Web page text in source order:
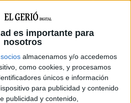
es importante para
nosotros
socios almacenamos y/o accedemos
como cookies, y procesamos
únicos e información
para publicidad y contenido
publicidad y contenido,
Civil va fer una
de Llers. Allà, hi va
hi creixien 157 plantes de
van detenir-ne el